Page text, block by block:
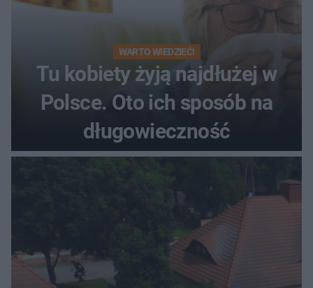
WARTO WIEDZIEĆ!
Tu kobiety żyją najdłużej w
Polsce. Oto ich sposób na
długowieczność